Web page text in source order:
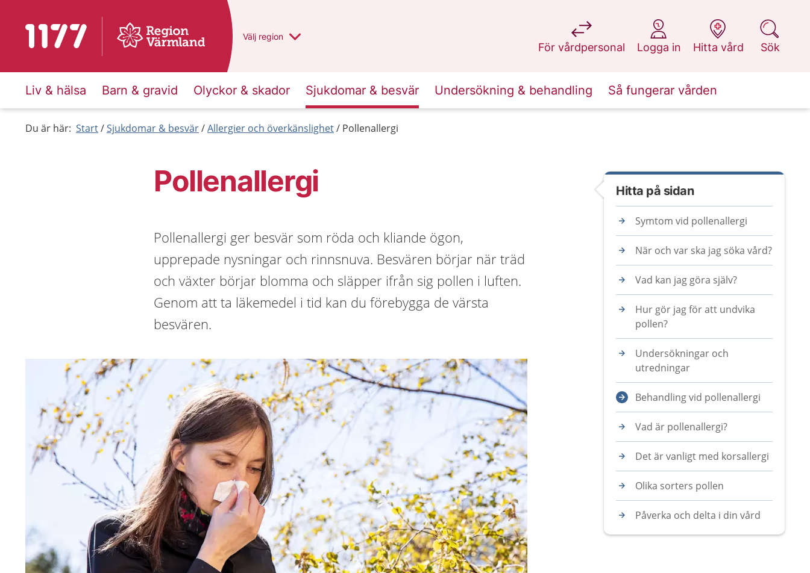
Till startsidan för 1177 Du har valt region
Välj en annan
region
För vårdpersonal
på 1177.se
Logga in
på 1177.se
Hitta vård
på 1177.se
Sök
på 1177.se
Liv & hälsa Barn & gravid Olyckor & skador Sjukdomar & besvär Undersökning & behandling Så fungerar vården
Du är här: Start Sjukdomar & besvär Allergier och överkänslighet Pollenallergi
Pollenallergi
Pollenallergi ger besvär som röda och kliande ögon,
upprepade nysningar och rinnsnuva. Besvären börjar när träd
och växter börjar blomma och släpper ifrån sig pollen i luften.
Genom att ta läkemedel i tid kan du förebygga de värsta
besvären.
Hitta på sidan
Symtom vid pollenallergi
När och var ska jag söka vård?
Vad kan jag göra själv?
Hur gör jag för att undvika
pollen?
Undersökningar och
utredningar
Behandling vid pollenallergi
Vad är pollenallergi?
Det är vanligt med korsallergi
Olika sorters pollen
Påverka och delta i din vård